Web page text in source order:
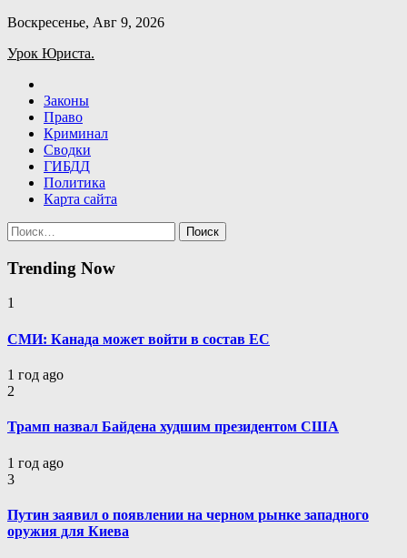
Skip
content
Воскресенье, Авг 9, 2026
Урок Юриста.
Законы
Право
Криминал
Сводки
ГИБДД
Политика
Карта сайта
Найти:
Trending Now
1
СМИ: Канада может войти в состав ЕС
1 год ago
2
Трамп назвал Байдена худшим президентом США
1 год ago
3
Путин заявил о появлении на черном рынке западного
оружия для Киева